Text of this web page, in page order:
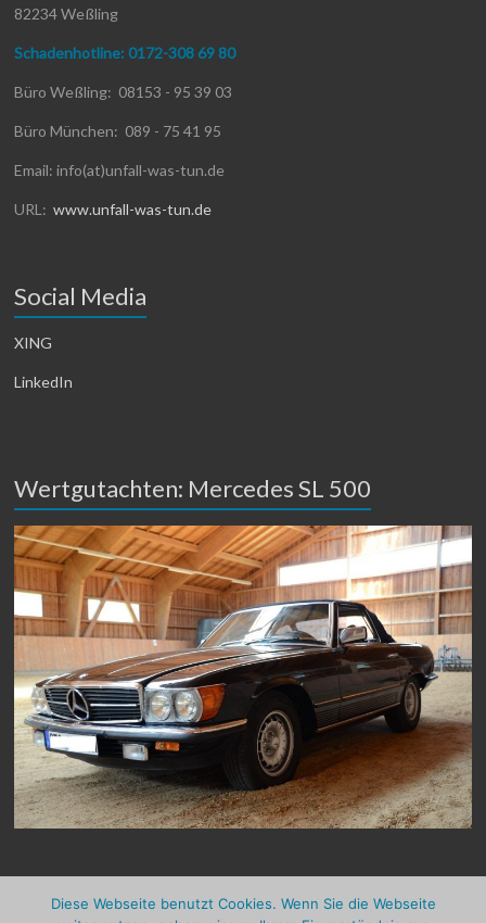
82234 Weßling
Schadenhotline: 0172-308 69 80
Büro Weßling: 08153 - 95 39 03
Büro München: 089 - 75 41 95
Email: info(at)unfall-was-tun.de
URL:www.unfall-was-tun.de
Social Media
XING
LinkedIn
Wertgutachten: Mercedes SL 500
Diese Webseite benutzt Cookies. Wenn Sie die Webseite